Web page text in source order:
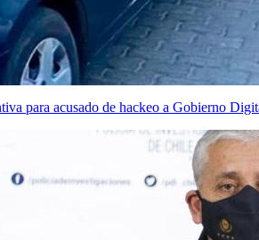
para acusado de hackeo a Gobierno